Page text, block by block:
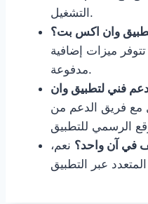
التشغيل.
وان اكس بت؟
ميزات إضافية
مدفوعة.
فني لتطبيق وان
مع فريق الدعم من
في آن واحد؟ نعم،